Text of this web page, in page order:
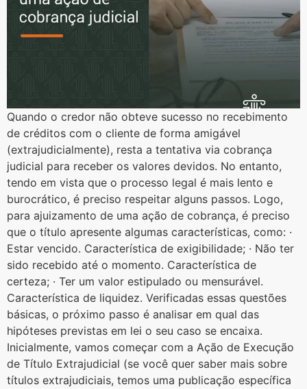
Quando o credor não obteve sucesso no recebimento
de créditos com o cliente de forma amigável
(extrajudicialmente), resta a tentativa via cobrança
judicial para receber os valores devidos. No entanto,
tendo em vista que o processo legal é mais lento e
burocrático, é preciso respeitar alguns passos. Logo,
para ajuizamento de uma ação de cobrança, é preciso
que o título apresente algumas características, como: ·
Estar vencido. Característica de exigibilidade; · Não ter
sido recebido até o momento. Característica de
certeza; · Ter um valor estipulado ou mensurável.
Característica de liquidez. Verificadas essas questões
básicas, o próximo passo é analisar em qual das
hipóteses previstas em lei o seu caso se encaixa.
Inicialmente, vamos começar com a Ação de Execução
de Título Extrajudicial (se você quer saber mais sobre
títulos extrajudiciais, temos uma publicação específica